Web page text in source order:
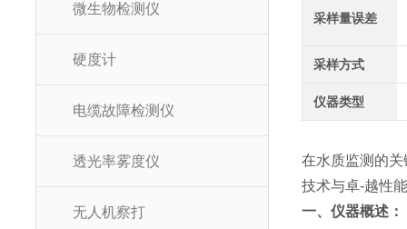
微生物检测仪
硬度计
电缆故障检测仪
透光率雾度仪
无人机察打
采样量误差
采样方式
仪器类型
在水质监测的
技术与卓-越性
一、仪器概述：